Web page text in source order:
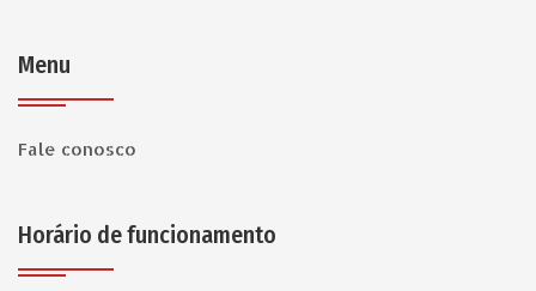
Menu
Fale conosco
Horário de funcionamento